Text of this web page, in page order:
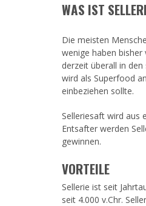
Eingabehilfemenü
WAS IST
Die meisten
wenige haben
derzeit überall in
wird als Superfood
einbeziehen sollte.
Selleriesaft wird aus
Entsafter werden
gewinnen.
VORTEILE
Sellerie ist seit
seit 4.000 v.Chr.